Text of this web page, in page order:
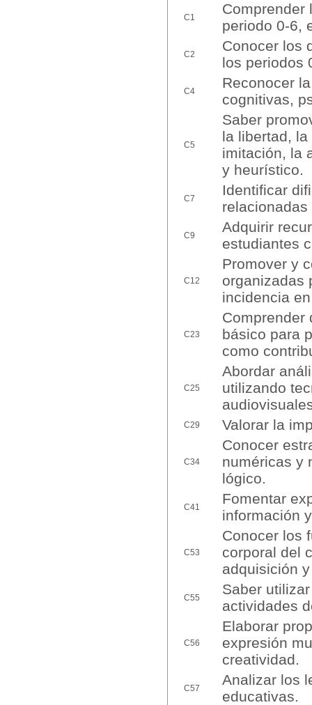
C1
Comprender
periodo 0-6,
C2
Conocer los
los periodos
C4
Reconocer
cognitivas,
C5
Saber
la libertad,
imitación, la
y heurístico.
C7
Identificar
C9
Adquirir
estudiantes
C12
Promover y
organizadas
incidencia
C23
Comprender
básico para
como
C25
Abordar
utilizando
C29 Valorar la
C34
Conocer
numéricas y
lógico.
C41
Fomentar
información
C53
Conocer los
corporal del
adquisición
C55
Saber
actividades
C56
Elaborar
expresión
creatividad.
C57
Analizar los
educativas.